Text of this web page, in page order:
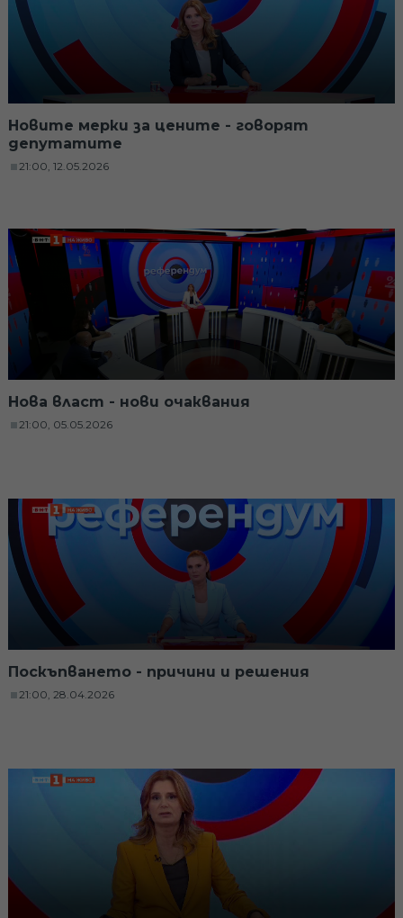
Новите мерки за цените - говорят
депутатите
21:00, 12.05.2026
Нова власт - нови очаквания
21:00, 05.05.2026
Поскъпването - причини и решения
21:00, 28.04.2026